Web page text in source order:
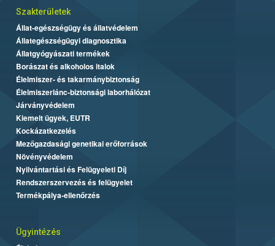
Szakterületek
Állat-egészségügy és állatvédelem
Állategészségügyi diagnosztika
Állatgyógyászati termékek
Borászat és alkoholos italok
Élelmiszer- és takarmánybiztonság
Élelmiszerlánc-biztonsági laborhálózat
Járványvédelem
Kiemelt ügyek, EUTR
Kockázatkezelés
Mezőgazdasági genetikai erőforrások
Növényvédelem
Nyilvántartási és Felügyeleti Díj
Rendszerszervezés és felügyelet
Termékpálya-ellenőrzés
Ügyintézés